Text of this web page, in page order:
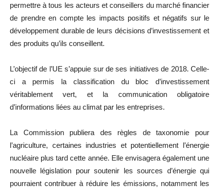
permettre à tous les acteurs et conseillers du marché financier
de prendre en compte les impacts positifs et négatifs sur le
développement durable de leurs décisions d’investissement et
des produits qu’ils conseillent.
L’objectif de l’UE s’appuie sur de ses initiatives de 2018. Celle-
ci a permis la classification du bloc d’investissement
véritablement vert, et la communication obligatoire
d’informations liées au climat par les entreprises.
La Commission publiera des règles de taxonomie pour
l’agriculture, certaines industries et potentiellement l’énergie
nucléaire plus tard cette année. Elle envisagera également une
nouvelle législation pour soutenir les sources d’énergie qui
pourraient contribuer à réduire les émissions, notamment les